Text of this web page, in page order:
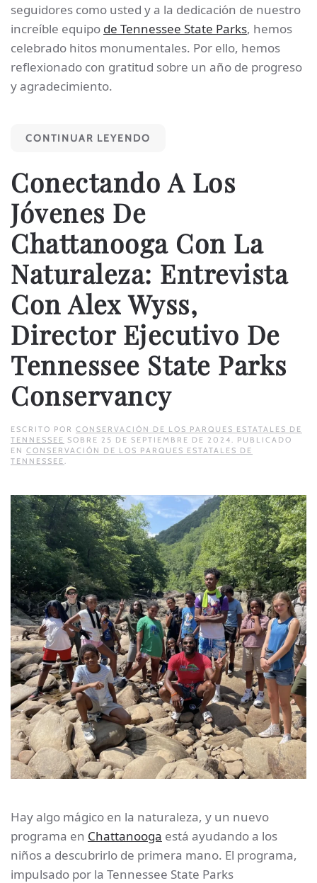
seguidores como usted y a la dedicación de nuestro
increíble equipo de Tennessee State Parks, hemos
celebrado hitos monumentales. Por ello, hemos
reflexionado con gratitud sobre un año de progreso
y agradecimiento.
CONTINUAR LEYENDO
Conectando A Los
Jóvenes De
Chattanooga Con La
Naturaleza: Entrevista
Con Alex Wyss,
Director Ejecutivo De
Tennessee State Parks
Conservancy
ESCRITO POR CONSERVACIÓN DE LOS PARQUES ESTATALES DE
TENNESSEE SOBRE 25 DE SEPTIEMBRE DE 2024
. PUBLICADO
EN CONSERVACIÓN DE LOS PARQUES ESTATALES DE
TENNESSEE
Hay algo mágico en la naturaleza, y un nuevo
programa en Chattanooga está ayudando a los
niños a descubrirlo de primera mano. El programa,
impulsado por la Tennessee State Parks